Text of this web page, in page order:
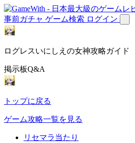
事前ガチャ ゲーム検索 ログイン
ログレスいにしえの女神攻略ガイド
掲示板Q&A
トップに戻る
ゲーム攻略一覧を見る
リセマラ当たり